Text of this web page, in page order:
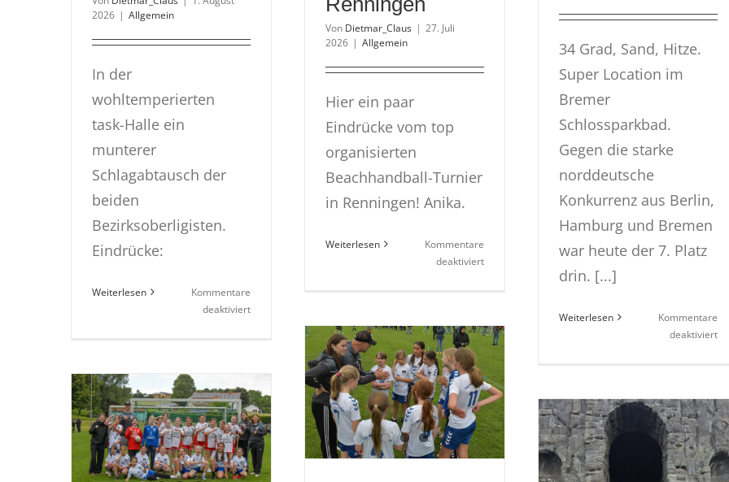
2026 | Allgemein
In der
wohltemperierten
task-Halle ein
munterer
Schlagabtausch der
beiden
Bezirksoberligisten.
Eindrücke:
Weiterlesen
Kommentare
deaktiviertfür
Eintracht
Böddiger
Von Dietmar_Claus | 27. Juli
2026 | Allgemein
Hier ein paar
Eindrücke vom top
organisierten
Beachhandball-Turnier
in Renningen! Anika.
Weiterlesen
Kommentare
deaktiviertfür
GBO
Beachturnier
Renningen
34 Grad, Sand, Hitze.
Super Location im
Bremer
Schlossparkbad.
Gegen die starke
norddeutsche
Konkurrenz aus Berlin,
Hamburg und Bremen
war heute der 7. Platz
drin. [...]
Weiterlesen
Kommentare
deaktiviertfür
in